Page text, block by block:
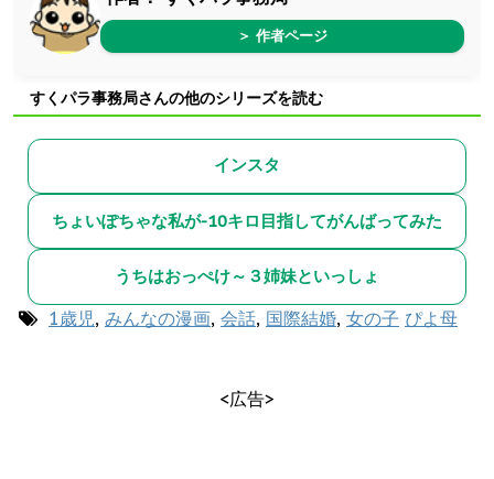
＞ 作者ページ
すくパラ事務局さんの他のシリーズを読む
インスタ
ちょいぽちゃな私が-10キロ目指してがんばってみた
うちはおっぺけ～３姉妹といっしょ
1歳児, みんなの漫画, 会話, 国際結婚, 女の子 ぴよ母
<広告>